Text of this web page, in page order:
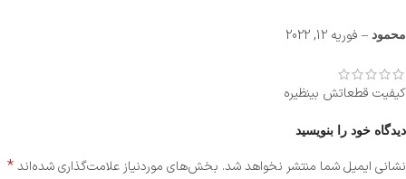
محمود – فوریه 12, 2022
کیفیت قطعاتش بینظیره
دیدگاه خود را بنویسید
نشانی ایمیل شما منتشر نخواهد شد. بخش‌های موردنیاز علامت‌گذاری شده‌اند*